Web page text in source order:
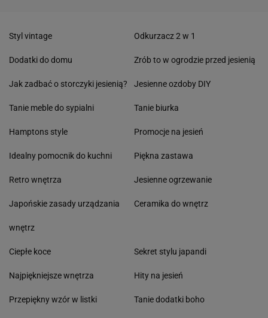
Styl vintage
Dodatki do domu
Jak zadbać o storczyki jesienią?
Tanie meble do sypialni
Hamptons style
Idealny pomocnik do kuchni
Retro wnętrza
Japońskie zasady urządzania
wnętrz
Odkurzacz 2 w 1
Zrób to w ogrodzie przed jesienią
Jesienne ozdoby DIY
Tanie biurka
Promocje na jesień
Piękna zastawa
Jesienne ogrzewanie
Ceramika do wnętrz
Ciepłe koce
Najpiękniejsze wnętrza
Przepiękny wzór w listki
Sekret stylu japandi
Hity na jesień
Tanie dodatki boho